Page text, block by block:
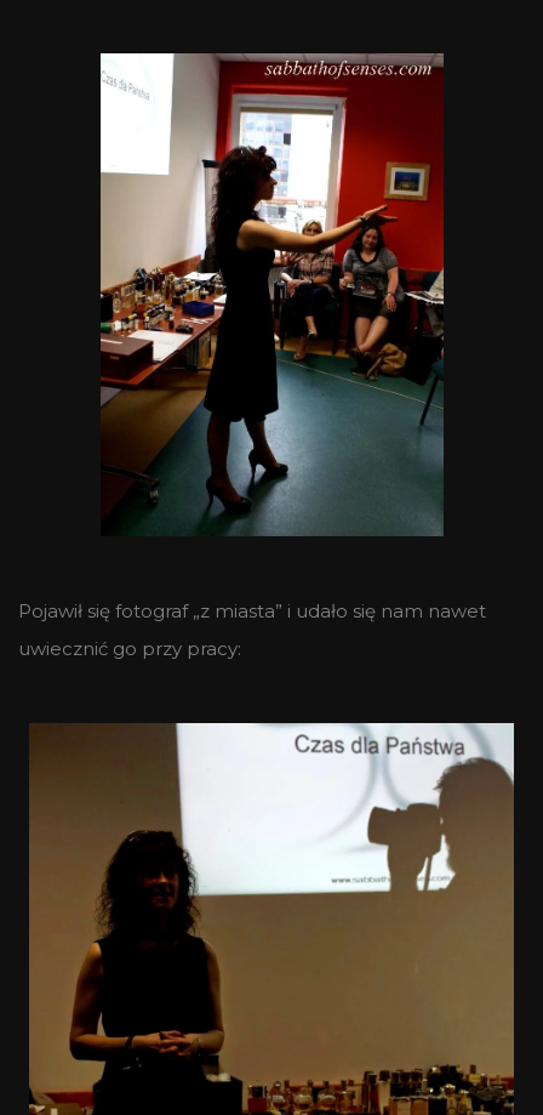
Pojawił się fotograf „z miasta” i udało się nam nawet
uwiecznić go przy pracy: